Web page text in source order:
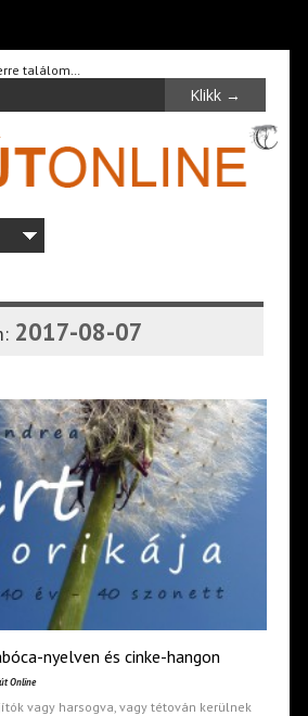
találom…
2017-08-07
nyelven és cinke-hangon
Online
vagy harsogva, vagy tétován kerülnek